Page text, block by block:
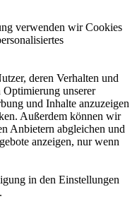
verwenden wir Cookies
deren Verhalten und
unserer
und Inhalte anzuzeigen
Außerdem können wir
Anbietern abgleichen und
anzeigen, nur wenn
in den Einstellungen
.